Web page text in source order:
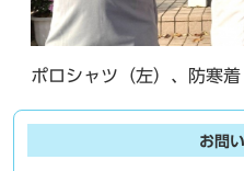
ポロシャツ（左）、防寒
お問